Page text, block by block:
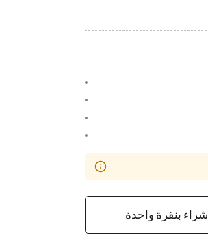
شراء بنقرة واحدة